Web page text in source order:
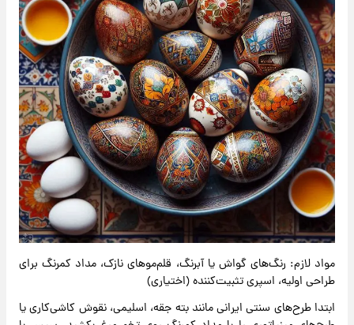
مواد لازم: رنگ‌های گواش یا آبرنگ، قلم‌موهای نازک، مداد کمرنگ برای
طراحی اولیه، اسپری تثبیت‌کننده (اختیاری)
ابتدا طرح‌های سنتی ایرانی مانند بته‌ جقه، اسلیمی، نقوش کاشی‌کاری یا